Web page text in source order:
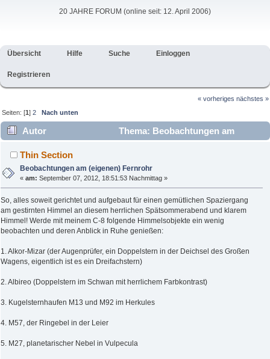
20 JAHRE FORUM (online seit: 12. April 2006)
Übersicht Hilfe Suche Einloggen
Registrieren
« vorheriges nächstes »
Seiten: [1]2 Nach unten
Autor
Thema: Beobachtungen am
(eigenen) Fernrohr (Gelesen 8880 mal)
Thin Section
Beobachtungen am (eigenen) Fernrohr
«am: September 07, 2012, 18:51:53 Nachmittag »
So, alles soweit gerichtet und aufgebaut für einen gemütlichen Spaziergang
am gestirnten Himmel an diesem herrlichen Spätsommerabend und klarem
Himmel! Werde mit meinem C-8 folgende Himmelsobjekte ein wenig
beobachten und deren Anblick in Ruhe genießen:
1. Alkor-Mizar (der Augenprüfer, ein Doppelstern in der Deichsel des Großen
Wagens, eigentlich ist es ein Dreifachstern)
2. Albireo (Doppelstern im Schwan mit herrlichem Farbkontrast)
3. Kugelsternhaufen M13 und M92 im Herkules
4. M57, der Ringebel in der Leier
5. M27, planetarischer Nebel in Vulpecula